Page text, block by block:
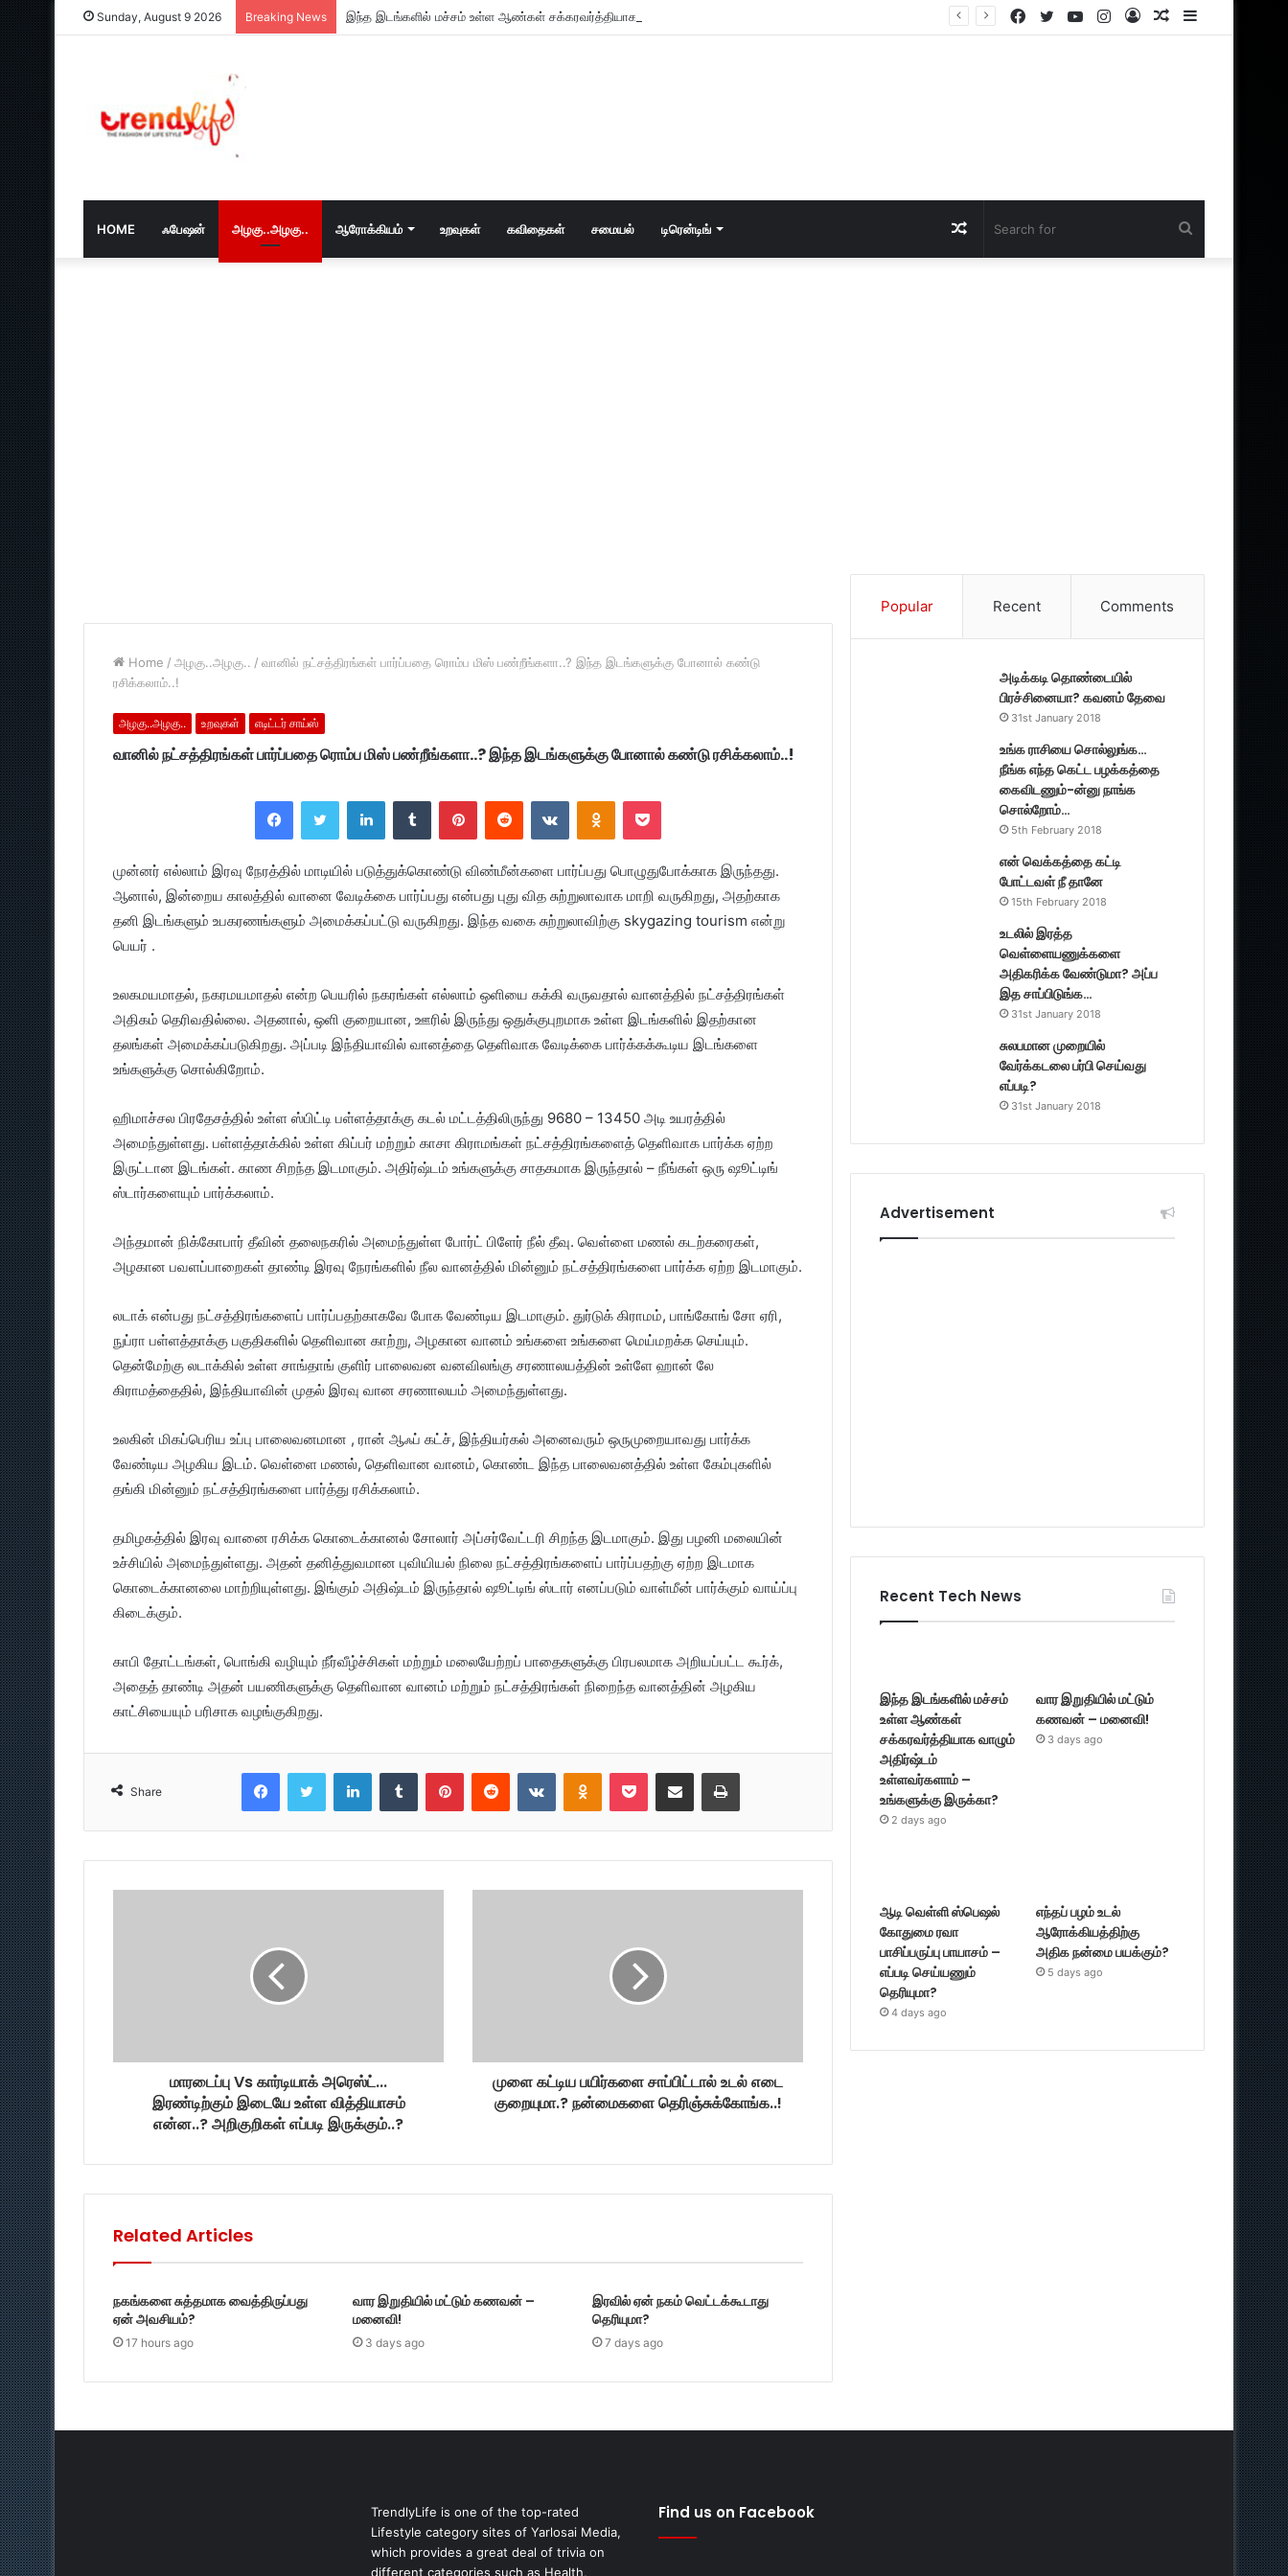
Sunday, August 9 2026 Breaking News இந்த இடங்களில் மச்சம் உள்ள ஆண்கள் சக்கரவர்த்தியாக வாழும் அதிர்ஷ்டம் உள்ளவர்களாம் – உங்களுக்கு இருக்கா? Sidebar
Random
Log
Instagram
YouTube
Twitter
Facebook
HOME ஃபேஷன் அழகு..அழகு.. ஆரோக்கியம் உறவுகள் கவிதைகள் சமையல் டிரென்டிங் Random
Home / அழகு..அழகு.. / வானில் நட்சத்திரங்கள் பார்ப்பதை ரொம்ப மிஸ் பண்றீங்களா..? இந்த இடங்களுக்கு போனால் கண்டு
ரசிக்கலாம்..!
அழகு..அழகு.. உறவுகள் எடிட்டர் சாய்ஸ்
வானில் நட்சத்திரங்கள் பார்ப்பதை ரொம்ப மிஸ் பண்றீங்களா..? இந்த இடங்களுக்கு போனால் கண்டு ரசிக்கலாம்..!
FacebookTwitter LinkedInTumblr PinterestReddit VKontakteOdnoklassniki
Pocket
முன்னர் எல்லாம் இரவு நேரத்தில் மாடியில் படுத்துக்கொண்டு விண்மீன்களை பார்ப்பது பொழுதுபோக்காக இருந்தது.
ஆனால், இன்றைய காலத்தில் வானை வேடிக்கை பார்ப்பது என்பது புது வித சுற்றுலாவாக மாறி வருகிறது, அதற்காக
தனி இடங்களும் உபகரணங்களும் அமைக்கப்பட்டு வருகிறது. இந்த வகை சுற்றுலாவிற்கு skygazing tourism என்று
பெயர் .
உலகமயமாதல், நகரமயமாதல் என்ற பெயரில் நகரங்கள் எல்லாம் ஒளியை கக்கி வருவதால் வானத்தில் நட்சத்திரங்கள்
அதிகம் தெரிவதில்லை. அதனால், ஒளி குறையான, ஊரில் இருந்து ஒதுக்குபுறமாக உள்ள இடங்களில் இதற்கான
தலங்கள் அமைக்கப்படுகிறது. அப்படி இந்தியாவில் வானத்தை தெளிவாக வேடிக்கை பார்க்கக்கூடிய இடங்களை
உங்களுக்கு சொல்கிறோம்.
ஹிமாச்சல பிரதேசத்தில் உள்ள ஸ்பிட்டி பள்ளத்தாக்கு கடல் மட்டத்திலிருந்து 9680 – 13450 அடி உயரத்தில்
அமைந்துள்ளது. பள்ளத்தாக்கில் உள்ள கிப்பர் மற்றும் காசா கிராமங்கள் நட்சத்திரங்களைத் தெளிவாக பார்க்க ஏற்ற
இருட்டான இடங்கள். காண சிறந்த இடமாகும். அதிர்ஷ்டம் உங்களுக்கு சாதகமாக இருந்தால் – நீங்கள் ஒரு ஷூட்டிங்
ஸ்டார்களையும் பார்க்கலாம்.
அந்தமான் நிக்கோபார் தீவின் தலைநகரில் அமைந்துள்ள போர்ட் பிளேர் நீல் தீவு. வெள்ளை மணல் கடற்கரைகள்,
அழகான பவளப்பாறைகள் தாண்டி இரவு நேரங்களில் நீல வானத்தில் மின்னும் நட்சத்திரங்களை பார்க்க ஏற்ற இடமாகும்.
லடாக் என்பது நட்சத்திரங்களைப் பார்ப்பதற்காகவே போக வேண்டிய இடமாகும். துர்டுக் கிராமம், பாங்கோங் சோ ஏரி,
நுப்ரா பள்ளத்தாக்கு பகுதிகளில் தெளிவான காற்று, அழகான வானம் உங்களை உங்களை மெய்மறக்க செய்யும்.
தென்மேற்கு லடாக்கில் உள்ள சாங்தாங் குளிர் பாலைவன வனவிலங்கு சரணாலயத்தின் உள்ளே ஹான் லே
கிராமத்தைதில், இந்தியாவின் முதல் இரவு வான சரணாலயம் அமைந்துள்ளது.
உலகின் மிகப்பெரிய உப்பு பாலைவனமான , ரான் ஆஃப் கட்ச், இந்தியர்கல் அனைவரும் ஒருமுறையாவது பார்க்க
வேண்டிய அழகிய இடம். வெள்ளை மணல், தெளிவான வானம், கொண்ட இந்த பாலைவனத்தில் உள்ள கேம்புகளில்
தங்கி மின்னும் நட்சத்திரங்களை பார்த்து ரசிக்கலாம்.
தமிழகத்தில் இரவு வானை ரசிக்க கொடைக்கானல் சோலார் அப்சர்வேட்டரி சிறந்த இடமாகும். இது பழனி மலையின்
உச்சியில் அமைந்துள்ளது. அதன் தனித்துவமான புவியியல் நிலை நட்சத்திரங்களைப் பார்ப்பதற்கு ஏற்ற இடமாக
கொடைக்கானலை மாற்றியுள்ளது. இங்கும் அதிஷ்டம் இருந்தால் ஷூட்டிங் ஸ்டார் எனப்படும் வாள்மீன் பார்க்கும் வாய்ப்பு
கிடைக்கும்.
காபி தோட்டங்கள், பொங்கி வழியும் நீர்வீழ்ச்சிகள் மற்றும் மலையேற்றப் பாதைகளுக்கு பிரபலமாக அறியப்பட்ட கூர்க்,
அதைத் தாண்டி அதன் பயணிகளுக்கு தெளிவான வானம் மற்றும் நட்சத்திரங்கள் நிறைந்த வானத்தின் அழகிய
காட்சியையும் பரிசாக வழங்குகிறது.
Share
FacebookTwitter LinkedInTumblr PinterestReddit VKontakteOdnoklassniki
Pocket Share via Email Print
மாரடைப்பு Vs கார்டியாக் அரெஸ்ட்...
இரண்டிற்கும் இடையே உள்ள வித்தியாசம்
என்ன..? அறிகுறிகள் எப்படி இருக்கும்..?
முளை கட்டிய பயிர்களை சாப்பிட்டால் உடல் எடை
குறையுமா.? நன்மைகளை தெரிஞ்சுக்கோங்க..!
Related Articles
நகங்களை சுத்தமாக வைத்திருப்பது
ஏன் அவசியம்?
17 hours ago
வார இறுதியில் மட்டும் கணவன் –
மனைவி!
3 days ago
இரவில் ஏன் நகம் வெட்டக்கூடாது
தெரியுமா?
7 days ago
Popular Recent Comments
அடிக்கடி தொண்டையில்
பிரச்சினையா? கவனம் தேவை
31st January 2018
உங்க ராசியை சொல்லுங்க…
நீங்க எந்த கெட்ட பழக்கத்தை
கைவிடணும்-ன்னு நாங்க
சொல்றோம்…
5th February 2018
என் வெக்கத்தை கட்டி
போட்டவள் நீ தானே
15th February 2018
உடலில் இரத்த
வெள்ளையணுக்களை
அதிகரிக்க வேண்டுமா? அப்ப
இத சாப்பிடுங்க…
31st January 2018
சுலபமான முறையில்
வேர்க்கடலை பர்பி செய்வது
எப்படி?
31st January 2018
Advertisement
Recent Tech News
இந்த இடங்களில் மச்சம்
உள்ள ஆண்கள்
சக்கரவர்த்தியாக வாழும்
அதிர்ஷ்டம்
உள்ளவர்களாம் –
உங்களுக்கு இருக்கா?
2 days ago
வார இறுதியில் மட்டும்
கணவன் – மனைவி!
3 days ago
ஆடி வெள்ளி ஸ்பெஷல்
கோதுமை ரவா
பாசிப்பருப்பு பாயாசம் –
எப்படி செய்யணும்
தெரியுமா?
4 days ago
எந்தப் பழம் உடல்
ஆரோக்கியத்திற்கு
அதிக நன்மை பயக்கும்?
5 days ago
TrendlyLife is one of the top-rated
Lifestyle category sites of Yarlosai Media,
which provides a great deal of trivia on
different categories such as Health,
Find us on Facebook